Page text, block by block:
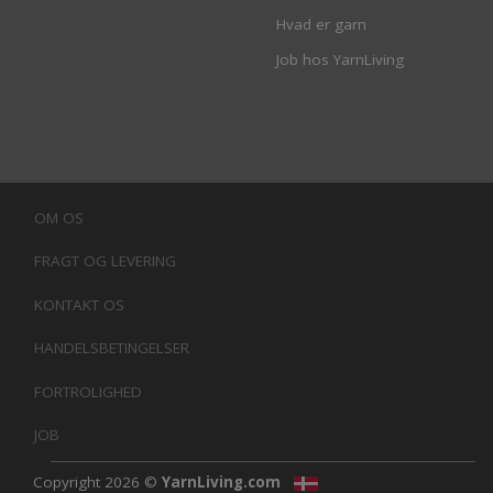
Hvad er garn
Job hos YarnLiving
OM OS
FRAGT OG LEVERING
KONTAKT OS
HANDELSBETINGELSER
FORTROLIGHED
JOB
Copyright 2026 © YarnLiving.com